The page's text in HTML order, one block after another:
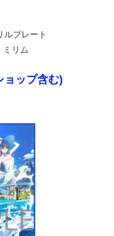
ルプレート
ミリム
ョップ含む)